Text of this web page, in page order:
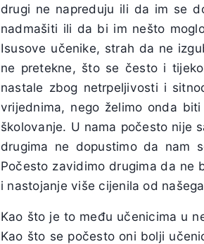
drugi ne napreduju ili da im se
nadmašiti ili da bi im nešto
Isusove učenike, strah da ne
ne pretekne, što se često i
nastale zbog netrpeljivosti i
vrijednima, nego želimo onda
školovanje. U nama počesto nije
drugima ne dopustimo da nam
Počesto zavidimo drugima da ne
i nastojanje više cijenila od
Kao što je to među učenicima u
Kao što se počesto oni bolji